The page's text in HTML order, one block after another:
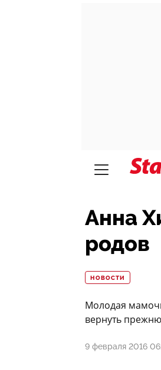
Анна
родов
НОВОСТИ
Молодая
вернуть
9 февраля 2016